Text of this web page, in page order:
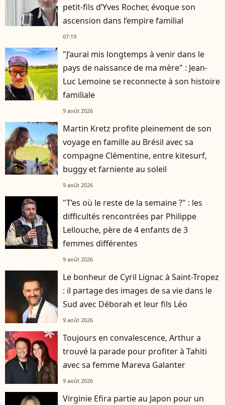
petit-fils d’Yves Rocher, évoque son
ascension dans l’empire familial
07:19
"J’aurai mis longtemps à venir dans le
pays de naissance de ma mère" : Jean-
Luc Lemoine se reconnecte à son histoire
familiale
9 août 2026
Martin Kretz profite pleinement de son
voyage en famille au Brésil avec sa
compagne Clémentine, entre kitesurf,
buggy et farniente au soleil
9 août 2026
"T’es où le reste de la semaine ?" : les
difficultés rencontrées par Philippe
Lellouche, père de 4 enfants de 3
femmes différentes
9 août 2026
Le bonheur de Cyril Lignac à Saint-Tropez
: il partage des images de sa vie dans le
Sud avec Déborah et leur fils Léo
9 août 2026
Toujours en convalescence, Arthur a
trouvé la parade pour profiter à Tahiti
avec sa femme Mareva Galanter
9 août 2026
Virginie Efira partie au Japon pour un